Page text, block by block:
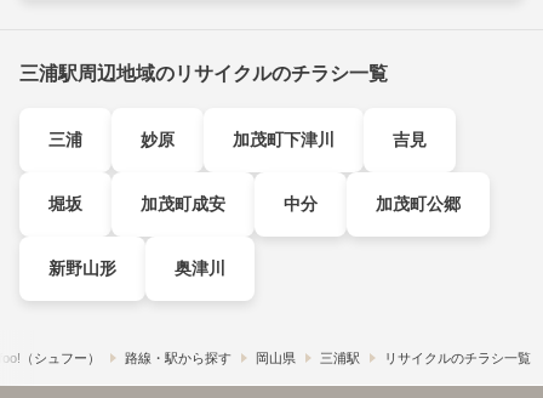
三浦駅周辺地域のリサイクルのチラシ一覧
三浦 妙原 加茂町下津川 吉見
堀坂 加茂町成安 中分 加茂町公郷
新野山形 奥津川
（シュフー） 路線・駅から探す 岡山県 三浦駅 リサイクルのチラシ一覧